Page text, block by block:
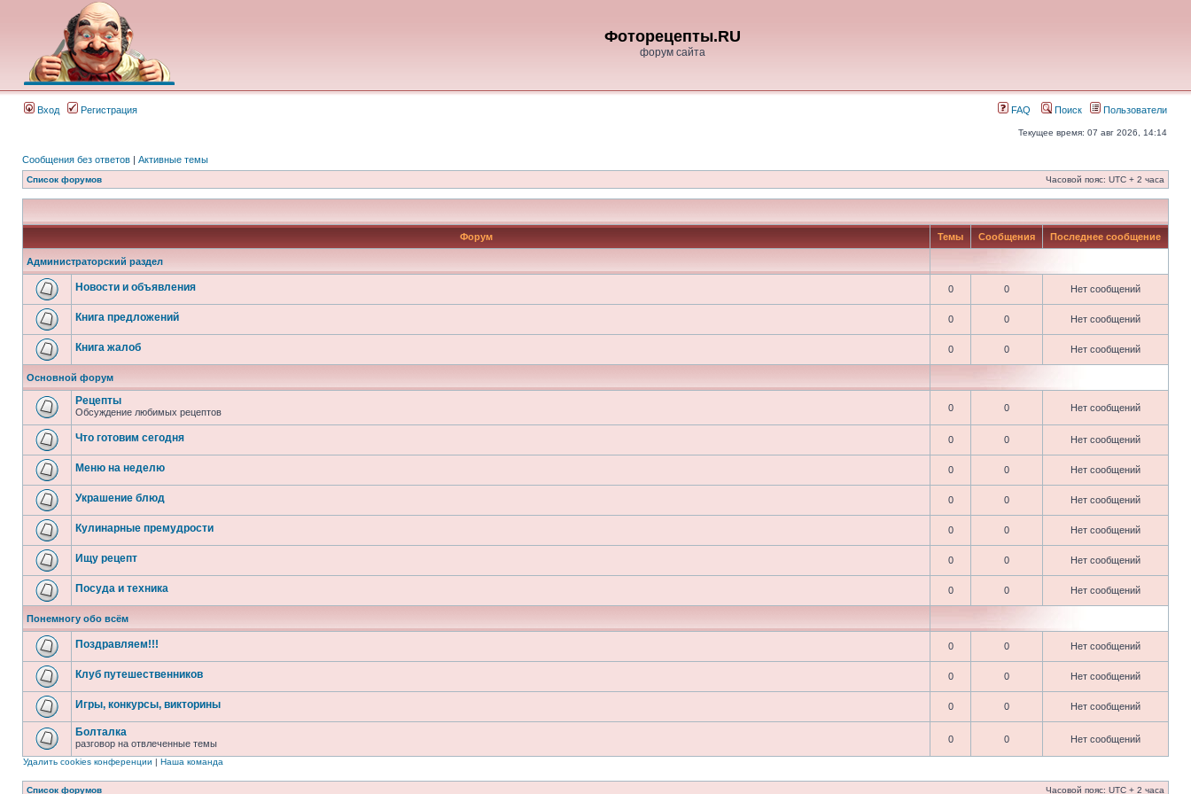
Фоторецепты.RU
форум сайта
Вход Регистрация FAQ Поиск Пользователи
Текущее время: 07 авг 2026, 14:14
Сообщения без ответов | Активные темы
Список форумов Часовой пояс: UTC + 2 часа
Форум Темы Сообщения Последнее сообщение
Администраторский раздел
Новости и объявления 0 0 Нет сообщений
Книга предложений 0 0 Нет сообщений
Книга жалоб 0 0 Нет сообщений
Основной форум
Рецепты
Обсуждение любимых рецептов 0 0 Нет сообщений
Что готовим сегодня 0 0 Нет сообщений
Меню на неделю 0 0 Нет сообщений
Украшение блюд 0 0 Нет сообщений
Кулинарные премудрости 0 0 Нет сообщений
Ищу рецепт 0 0 Нет сообщений
Посуда и техника 0 0 Нет сообщений
Понемногу обо всём
Поздравляем!!! 0 0 Нет сообщений
Клуб путешественников 0 0 Нет сообщений
Игры, конкурсы, викторины 0 0 Нет сообщений
Болталка
разговор на отвлеченные темы 0 0 Нет сообщений
Удалить cookies конференции | Наша команда
Список форумов Часовой пояс: UTC + 2 часа